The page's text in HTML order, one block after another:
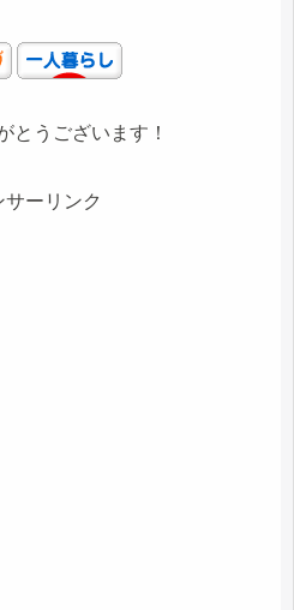
とうございます！
サーリンク